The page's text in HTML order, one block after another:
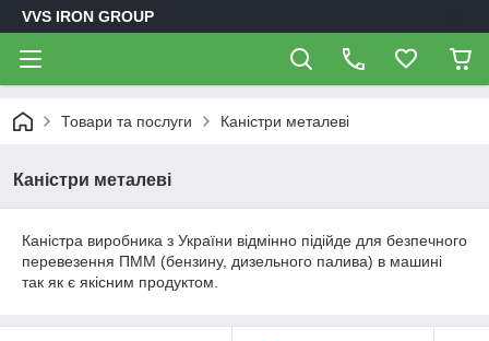
VVS IRON GROUP
Товари та послуги Каністри металеві
Каністри металеві
Каністра виробника з України відмінно підійде для безпечного
перевезення ПММ (бензину, дизельного палива) в машині
так як є якісним продуктом.